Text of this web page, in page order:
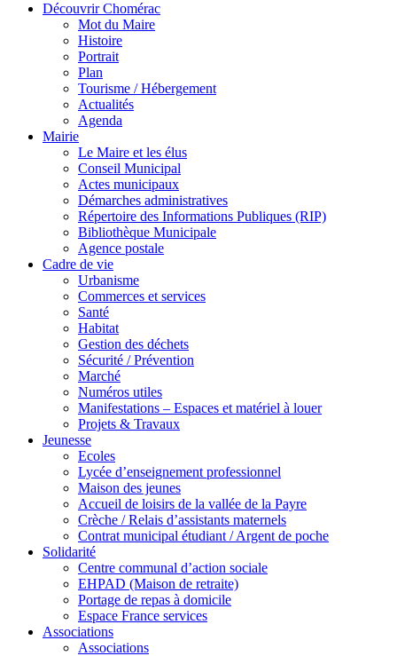
Découvrir Chomérac
Mot du Maire
Histoire
Portrait
Plan
Tourisme / Hébergement
Actualités
Agenda
Mairie
Le Maire et les élus
Conseil Municipal
Actes municipaux
Démarches administratives
Répertoire des Informations Publiques (RIP)
Bibliothèque Municipale
Agence postale
Cadre de vie
Urbanisme
Commerces et services
Santé
Habitat
Gestion des déchets
Sécurité / Prévention
Marché
Numéros utiles
Manifestations – Espaces et matériel à louer
Projets & Travaux
Jeunesse
Ecoles
Lycée d’enseignement professionnel
Maison des jeunes
Accueil de loisirs de la vallée de la Payre
Crèche / Relais d’assistants maternels
Contrat municipal étudiant / Argent de poche
Solidarité
Centre communal d’action sociale
EHPAD (Maison de retraite)
Portage de repas à domicile
Espace France services
Associations
Associations